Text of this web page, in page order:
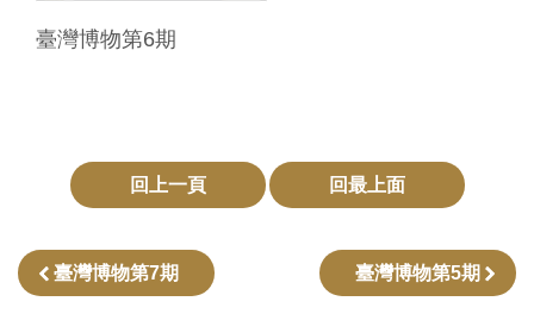
臺灣博物第6期
回上一頁 回最上面
臺灣博物第7期 臺灣博物第5期